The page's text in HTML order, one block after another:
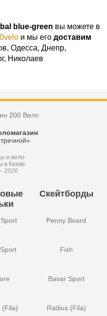
blue-green вы можете в
и мы его доставим
Одесса, Днепр,
Николаев
и вело-
в Киеве
2026
(Fila)
Скейтборды
Penny Board
Fish
Bavar Sport
Radius (Fila)